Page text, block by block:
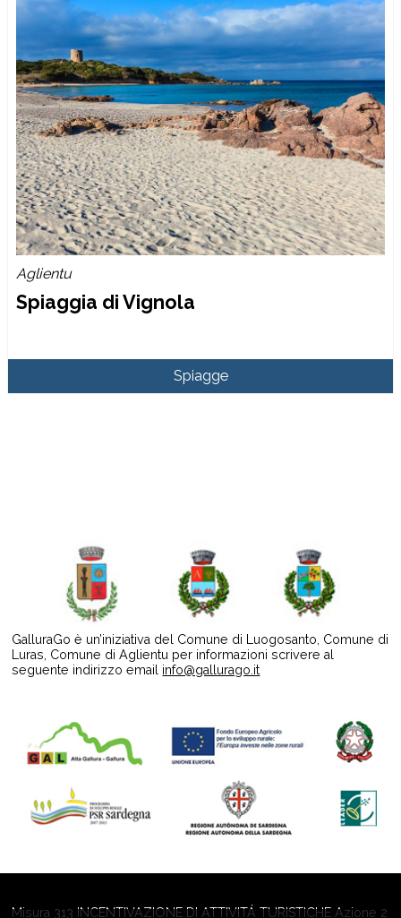
Aglientu
Spiaggia di Vignola
Spiagge
GalluraGo è un’iniziativa del Comune di Luogosanto, Comune di
Luras, Comune di Aglientu per informazioni scrivere al
seguente indirizzo email info@gallurago.it
Misura 313 INCENTIVAZIONE DI ATTIVITÁ TURISTICHE Azione 2